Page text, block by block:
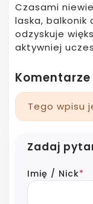
Czasami
laska, balkonik
odzyskuje
aktywniej
Tego wpisu
Zadaj
Imię / Nick*